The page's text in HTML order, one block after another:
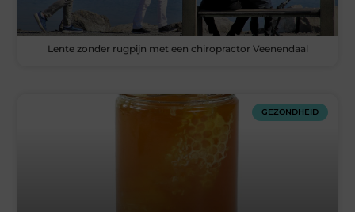
Lente zonder rugpijn met een chiropractor Veenendaal
GEZONDHEID